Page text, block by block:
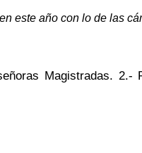
este año con lo de las
Magistradas.